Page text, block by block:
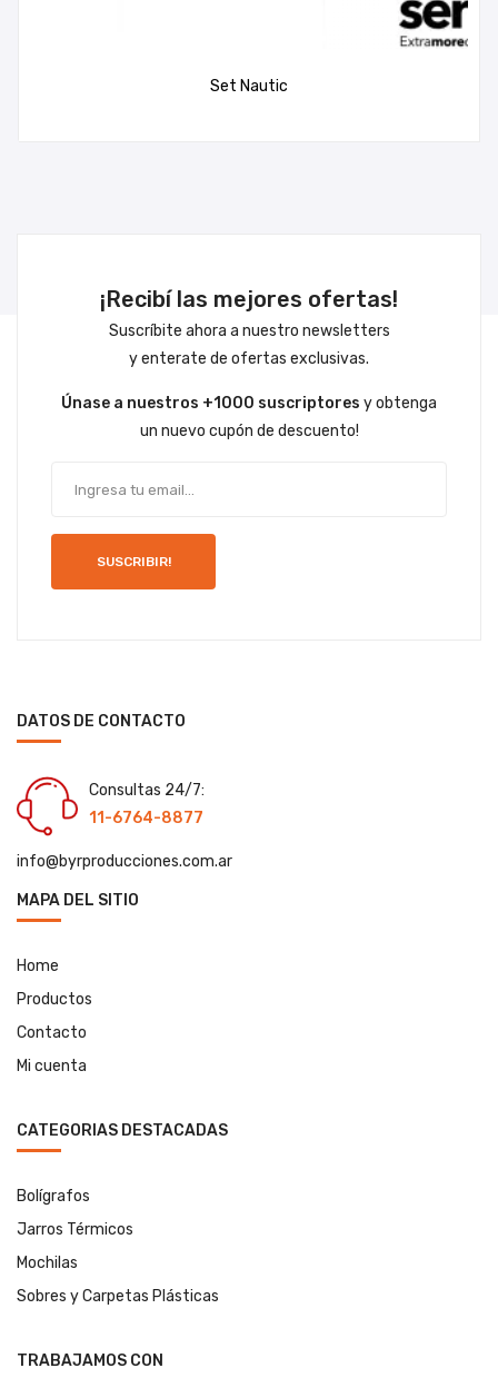
Set Nautic
¡Recibí las mejores ofertas!
Suscríbite ahora a nuestro newsletters
y enterate de ofertas exclusivas.
Únase a nuestros +1000 suscriptores y obtenga
un nuevo cupón de descuento!
SUSCRIBIR!
DATOS DE CONTACTO
Consultas 24/7:
11-6764-8877
info@byrproducciones.com.ar
MAPA DEL SITIO
Home
Productos
Contacto
Mi cuenta
CATEGORIAS DESTACADAS
Bolígrafos
Jarros Térmicos
Mochilas
Sobres y Carpetas Plásticas
TRABAJAMOS CON